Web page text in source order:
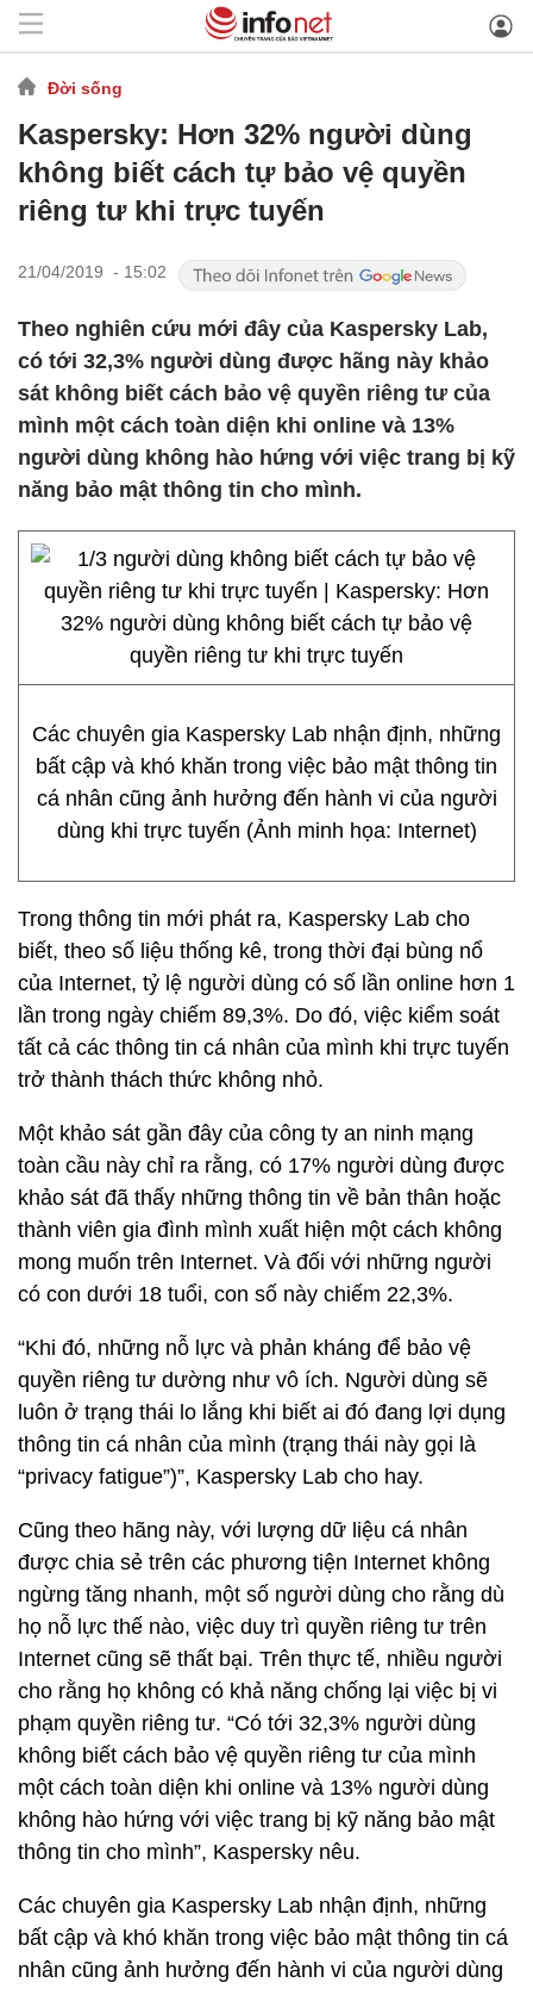
Đời sống
Kaspersky: Hơn 32% người dùng
không biết cách tự bảo vệ quyền
riêng tư khi trực tuyến
21/04/2019 - 15:02
Theo nghiên cứu mới đây của Kaspersky Lab,
có tới 32,3% người dùng được hãng này khảo
sát không biết cách bảo vệ quyền riêng tư của
mình một cách toàn diện khi online và 13%
người dùng không hào hứng với việc trang bị kỹ
năng bảo mật thông tin cho mình.
Các chuyên gia Kaspersky Lab nhận định, những
bất cập và khó khăn trong việc bảo mật thông tin
cá nhân cũng ảnh hưởng đến hành vi của người
dùng khi trực tuyến (Ảnh minh họa: Internet)
Trong thông tin mới phát ra, Kaspersky Lab cho
biết, theo số liệu thống kê, trong thời đại bùng nổ
của Internet, tỷ lệ người dùng có số lần online hơn 1
lần trong ngày chiếm 89,3%. Do đó, việc kiểm soát
tất cả các thông tin cá nhân của mình khi trực tuyến
trở thành thách thức không nhỏ.
Một khảo sát gần đây của công ty an ninh mạng
toàn cầu này chỉ ra rằng, có 17% người dùng được
khảo sát đã thấy những thông tin về bản thân hoặc
thành viên gia đình mình xuất hiện một cách không
mong muốn trên Internet. Và đối với những người
có con dưới 18 tuổi, con số này chiếm 22,3%.
“Khi đó, những nỗ lực và phản kháng để bảo vệ
quyền riêng tư dường như vô ích. Người dùng sẽ
luôn ở trạng thái lo lắng khi biết ai đó đang lợi dụng
thông tin cá nhân của mình (trạng thái này gọi là
“privacy fatigue”)”, Kaspersky Lab cho hay.
Cũng theo hãng này, với lượng dữ liệu cá nhân
được chia sẻ trên các phương tiện Internet không
ngừng tăng nhanh, một số người dùng cho rằng dù
họ nỗ lực thế nào, việc duy trì quyền riêng tư trên
Internet cũng sẽ thất bại. Trên thực tế, nhiều người
cho rằng họ không có khả năng chống lại việc bị vi
phạm quyền riêng tư. “Có tới 32,3% người dùng
không biết cách bảo vệ quyền riêng tư của mình
một cách toàn diện khi online và 13% người dùng
không hào hứng với việc trang bị kỹ năng bảo mật
thông tin cho mình”, Kaspersky nêu.
Các chuyên gia Kaspersky Lab nhận định, những
bất cập và khó khăn trong việc bảo mật thông tin cá
nhân cũng ảnh hưởng đến hành vi của người dùng